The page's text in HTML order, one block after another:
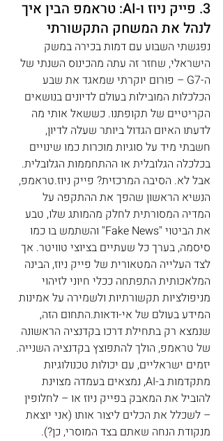
3. פייק ניוז ו-AI: טראמפ הבין איך
לנהל את המשחק התקשורתי
נפגשתי השבוע עם דמות בכירה במשק
הישראלי, שחזר זה עתה מהכינוס השנתי של
ה-G7 – פורום יוקרתי שמאגד את שבע
הכלכלות המובילות בעולם לדיונים בנושאים
הקריטיים של תקופתנו. כששאל אותי מה
לדעתו האיום הגדול ביותר שעלה לדיון,
חשבתי מיד על סוגיות מוכרות כמו שינויים
בכלכלה הגלובלית או ההתחממות הגלובלית.
אבל לא. הסיבה המרכזית? פייק ניוז.טראמפ,
הנשיא הראשון שהפך את ההתקפה על
המדיה המסורתית לחלק מהמותג שלו, טבע
את הביטוי "Fake News" והשתמש בו כמו
סיסמה, בערך כל שעתיים בציוצי טוויטר. אך
לצד העלייה המטאורית של פייק ניוז, הבינה
המלאכותית התפתחה ככלי חיוני לזיהוי
מניפולציות תקשורתיות ולשמירה על אמינות
המידע בעולם של אי-ודאות.התחום הזה,
שנמצא רק בתחילת דרכו בקדנציה הראשונה
של טראמפ, הולך להתפוצץ בקדנציה השנייה.
יזמים ישראליים, עם יכולות טכנולוגיות
מתקדמות ב-AI, נמצאים בעמדה מצוינת
להוביל את המאבק בפייק ניוז או – לחלופין
– לשכלל את הכלים ליצור אותו (אני יוצאת
מנקודת הנחה שאתם בצד המוסרי, כן?).